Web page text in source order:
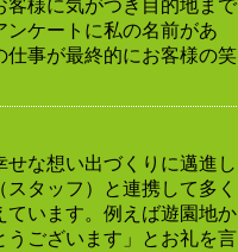
客様に気がつき目的地まで
ンケートに私の名前があ
仕事が最終的にお客様の笑
な想い出づくりに邁進し
タッフ）と連携して多く
います。例えば遊園地か
うございます」とお礼を言